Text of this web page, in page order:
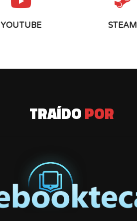
YOUTUBE STEAM
TRAÍDOPOR